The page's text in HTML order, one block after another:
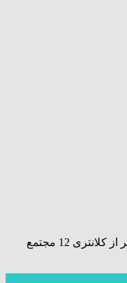
آدرس دفتر: داراب خیابان برق بالاتر از کلانتری 12 مجتمع